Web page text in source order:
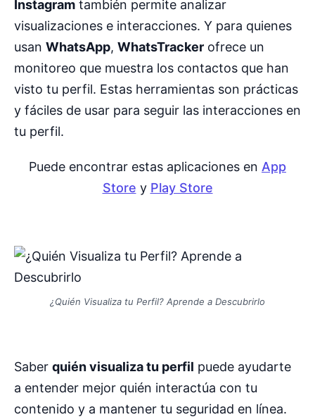
Instagram también permite analizar
visualizaciones e interacciones. Y para quienes
usan WhatsApp, WhatsTracker ofrece un
monitoreo que muestra los contactos que han
visto tu perfil. Estas herramientas son prácticas
y fáciles de usar para seguir las interacciones en
tu perfil.
Puede encontrar estas aplicaciones en App
Store y Play Store
¿Quién Visualiza tu Perfil? Aprende a Descubrirlo
Saber quién visualiza tu perfil puede ayudarte
a entender mejor quién interactúa con tu
contenido y a mantener tu seguridad en línea.